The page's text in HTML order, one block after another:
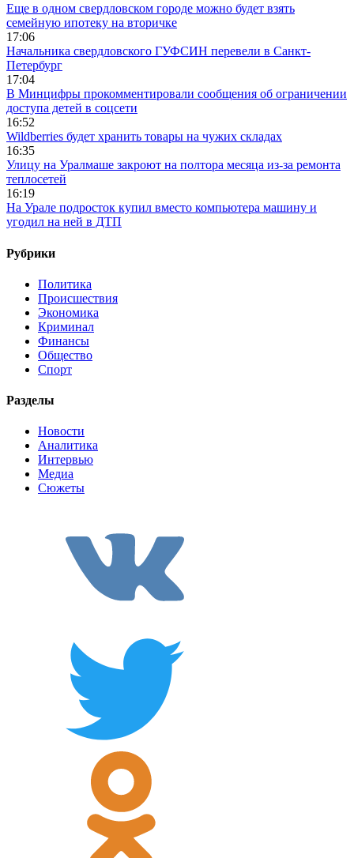
Еще в одном свердловском городе можно будет взять
семейную ипотеку на вторичке
17:06
Начальника свердловского ГУФСИН перевели в Санкт-
Петербург
17:04
В Минцифры прокомментировали сообщения об ограничении
доступа детей в соцсети
16:52
Wildberries будет хранить товары на чужих складах
16:35
Улицу на Уралмаше закроют на полтора месяца из-за ремонта
теплосетей
16:19
На Урале подросток купил вместо компьютера машину и
угодил на ней в ДТП
Рубрики
Политика
Происшествия
Экономика
Криминал
Финансы
Общество
Спорт
Разделы
Новости
Аналитика
Интервью
Медиа
Сюжеты